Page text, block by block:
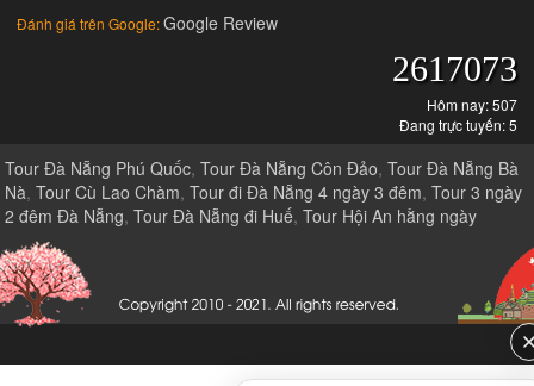
Đánh giá trên Google: Google Review
2617073
Hôm nay: 507
Đang trực tuyến: 5
Tour Đà Nẵng Phú Quốc,Tour Đà Nẵng Côn Đảo,Tour Đà Nẵng Bà
Nà,Tour Cù Lao Chàm,Tour đi Đà Nẵng 4 ngày 3 đêm,Tour 3 ngày
2 đêm Đà Nẵng,Tour Đà Nẵng đi Huế,Tour Hội An hằng ngày